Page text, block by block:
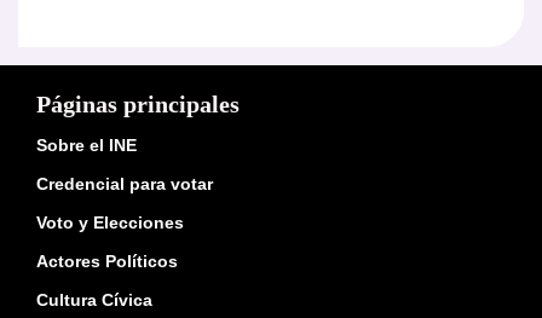
Páginas principales
Sobre el INE
Credencial para votar
Voto y Elecciones
Actores Políticos
Cultura Cívica